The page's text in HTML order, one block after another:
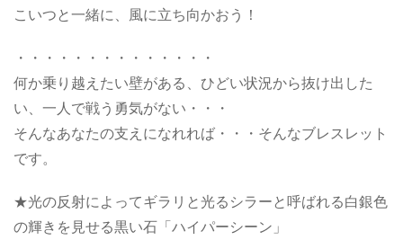
こいつと一緒に、風に立ち向かおう！
・・・・・・・・・・・・・・
何か乗り越えたい壁がある、ひどい状況から抜け出した
い、一人で戦う勇気がない・・・
そんなあなたの支えになれれば・・・そんなブレスレット
です。
★光の反射によってギラリと光るシラーと呼ばれる白銀色
の輝きを見せる黒い石「ハイパーシーン」